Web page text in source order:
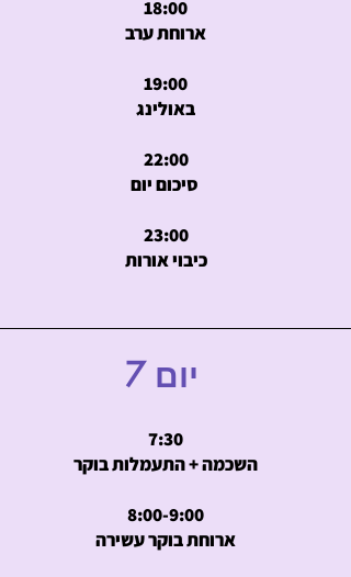
18:00
ארוחת ערב
19:00
באולינג
22:00
23:00
כיבוי אורות
יום 7
7:30
השכמה + התעמלות בוקר
8:00-9:00
ארוחת בוקר עשירה